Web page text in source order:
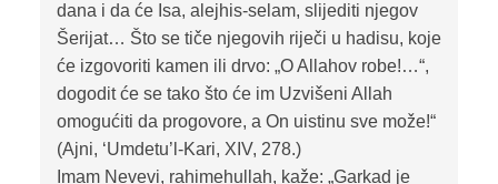
dana i da će Isa, alejhis-selam, slijediti njegov
Šerijat… Što se tiče njegovih riječi u hadisu, koje
će izgovoriti kamen ili drvo: „O Allahov robe!…“,
dogodit će se tako što će im Uzvišeni Allah
omogućiti da progovore, a On uistinu sve može!“
(Ajni, ‘Umdetu’l-Kari, XIV, 278.)
Imam Nevevi, rahimehullah, kaže: „Garkad je